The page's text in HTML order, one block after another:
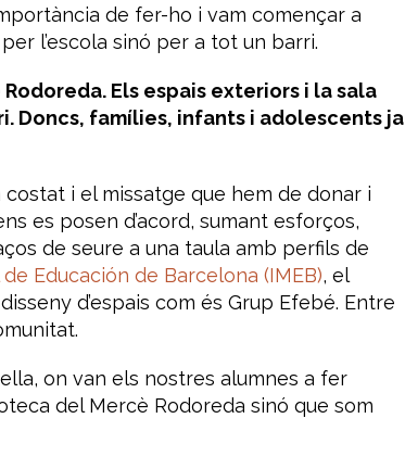
de fer-ho i vam començar a
l’escola sinó per a tot un barri.
Els espais exteriors i la sala
Doncs, famílies, infants i adolescents ja
i el missatge que hem de donar i
es posen d’acord, sumant esforços,
de seure a una taula amb perfils de
Educación de Barcelona (IMEB), el
d’espais com és Grup Efebé. Entre
on van els nostres alumnes a fer
del Mercè Rodoreda sinó que som